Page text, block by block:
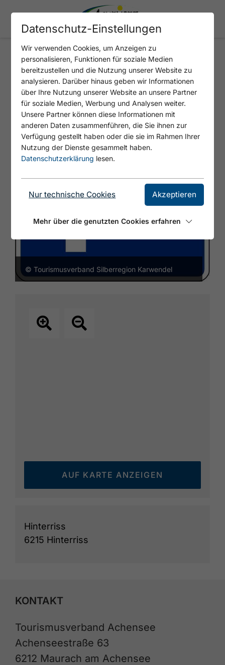
PARKPLATZ P4
© Tourismusverband Silberregion Karwendel
AUF KARTE ANZEIGEN
Hinterriss
6215 Hinterriss
KONTAKT
Tourismusverband Achensee
Achenseestraße 63
6212 Maurach am Achensee
Datenschutz-Einstellungen
Wir verwenden Cookies, um Anzeigen zu
personalisieren, Funktionen für soziale Medien
bereitzustellen und die Nutzung unserer Website zu
analysieren. Darüber hinaus geben wir Informationen
über Ihre Nutzung unserer Website an unsere Partner
für soziale Medien, Werbung und Analysen weiter.
Unsere Partner können diese Informationen mit
anderen Daten zusammenführen, die Sie ihnen zur
Verfügung gestellt haben oder die sie im Rahmen Ihrer
Nutzung der Dienste gesammelt haben.
Datenschutzerklärung lesen.
Nur technische Cookies Akzeptieren
Mehr über die genutzten Cookies erfahren